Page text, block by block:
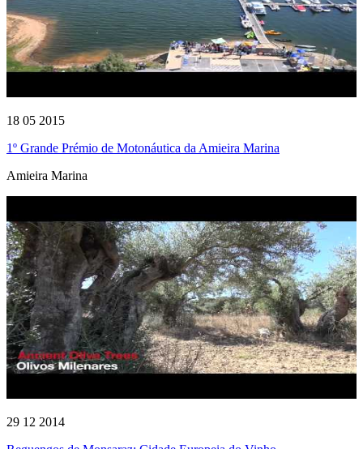
18 05 2015
1º Grande Prémio de Motonáutica da Amieira Marina
Amieira Marina
29 12 2014